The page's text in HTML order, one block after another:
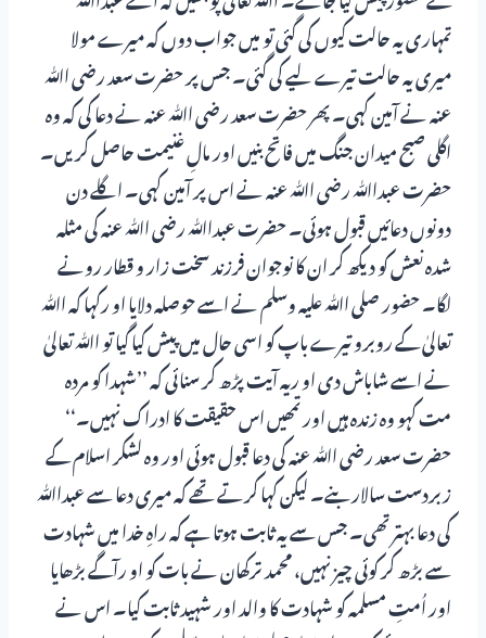
تمہاری یہ حالت کیوں کی گئی تو میں جواب دوں کہ میرے مولا
میری یہ حالت تیرے لیے کی گئی۔ جس پر حضرت سعد رضی اﷲ
عنہ نے آمین کہی۔ پھر حضرت سعد رضی اﷲ عنہ نے دعا کی کہ وہ
اگلی صبح میدان جنگ میں فاتح بنیں اور مالِ غنیمت حاصل کریں۔
حضرت عبداﷲ رضی اﷲ عنہ نے اس پر آمین کہی۔ اگلے دن
دونوں دعائیں قبول ہوئی۔ حضرت عبداﷲ رضی اﷲ عنہ کی مثلہ
شدہ نعش کو دیکھ کر ان کا نوجوان فرزند سخت زار و قطار رونے
لگا۔ حضور صلی اﷲ علیہ وسلم نے اسے حوصلہ دلایا او رکہا کہ اﷲ
تعالیٰ کے روبرو تیرے باپ کو اسی حال میں پیش کیا گیا تو اﷲ تعالیٰ
نے اسے شاباش دی او ریہ آیت پڑھ کر سنائی کہ ’’شہدا کو مردہ
مت کہو وہ زندہ ہیں اور تمھیں اس حقیقت کا ادراک نہیں۔‘‘
حضرت سعد رضی اﷲ عنہ کی دعا قبول ہوئی اور وہ لشکر اسلام کے
زبردست سالاربنے۔ لیکن کہا کرتے تھے کہ میری دعا سے عبداﷲ
کی دعا بہتر تھی۔ جس سے یہ ثابت ہوتا ہے کہ راہِ خدا میں شہادت
سے بڑھ کر کوئی چیز نہیں، محمد ترکھان نے بات کو او رآگے بڑھایا
اور اُمتِ مسلمہ کو شہادت کا والد اور شہید ثابت کیا۔ اس نے